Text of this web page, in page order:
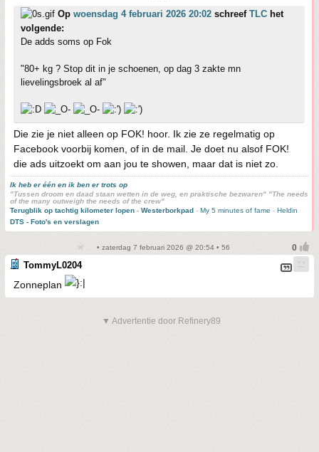
Op woensdag 4 februari 2026 20:02 schreef TLC het
volgende:
De adds soms op Fok
"80+ kg ? Stop dit in je schoenen, op dag 3 zakte mn
lievelingsbroek al af"
Die zie je niet alleen op FOK! hoor. Ik zie ze regelmatig op
Facebook voorbij komen, of in de mail. Je doet nu alsof FOK!
die ads uitzoekt om aan jou te showen, maar dat is niet zo.
Ik heb er één en ik ben er trots op
"Tussen droom en daad staan wetten in de weg, en praktische bezwaren" "The needs
of the many outweigh the needs of the crew"
Terugblik op tachtig kilometer lopen - Westerborkpad - My 5 minutes of fame - Heldin
DTS - Foto's en verslagen
• zaterdag 7 februari 2026 @ 20:54 • 56
TommyL0204
Zonneplan
▼ Advertentie door Refinery89